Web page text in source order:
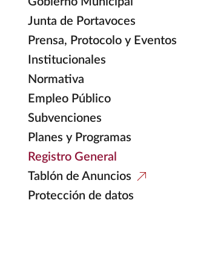
Junta de Portavoces
Prensa, Protocolo y Eventos
Institucionales
Normativa
Empleo Público
Subvenciones
Planes y Programas
Registro General
Tablón de Anuncios
Protección de datos